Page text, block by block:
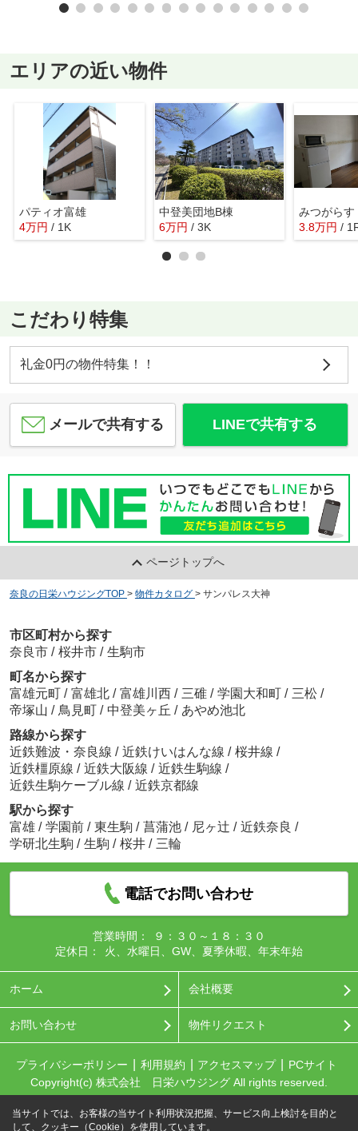
エリアの近い物件
パティオ富雄
4万円 / 1K
中登美団地B棟
6万円 / 3K
みつがらす
3.8万円 /
こだわり特集
礼金0円の物件特集！！
メールで共有する LINEで共有する
ページトップへ
奈良の日栄ハウジングTOP > 物件カタログ > サンパレス大神
市区町村から探す
奈良市 / 桜井市 / 生駒市
町名から探す
富雄元町 / 富雄北 / 富雄川西 / 三碓 / 学園大和町 / 三松 /
帝塚山 / 鳥見町 / 中登美ヶ丘 / あやめ池北
路線から探す
近鉄難波・奈良線 / 近鉄けいはんな線 / 桜井線 /
近鉄橿原線 / 近鉄大阪線 / 近鉄生駒線 /
近鉄生駒ケーブル線 / 近鉄京都線
駅から探す
富雄 / 学園前 / 東生駒 / 菖蒲池 / 尼ヶ辻 / 近鉄奈良 /
学研北生駒 / 生駒 / 桜井 / 三輪
電話でお問い合わせ
営業時間：
９：３０～１８：３０
定休日：
火、水曜日、GW、夏季休暇、年末年始
ホーム 会社概要
お問い合わせ 物件リクエスト
プライバシーポリシー 利用規約 アクセスマップ
PCサイト
Copyright(c) 株式会社 日栄ハウジング All rights reserved.
当サイトでは、お客様の当サイト利用状況把握、サービス向上検討を目的と
して、クッキー（Cookie）を使用しています。